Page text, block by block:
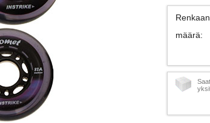
määrä: